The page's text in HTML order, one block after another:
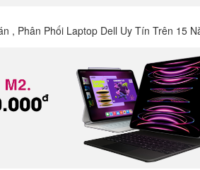
, Phân Phối Laptop Dell Uy Tín Trên 15